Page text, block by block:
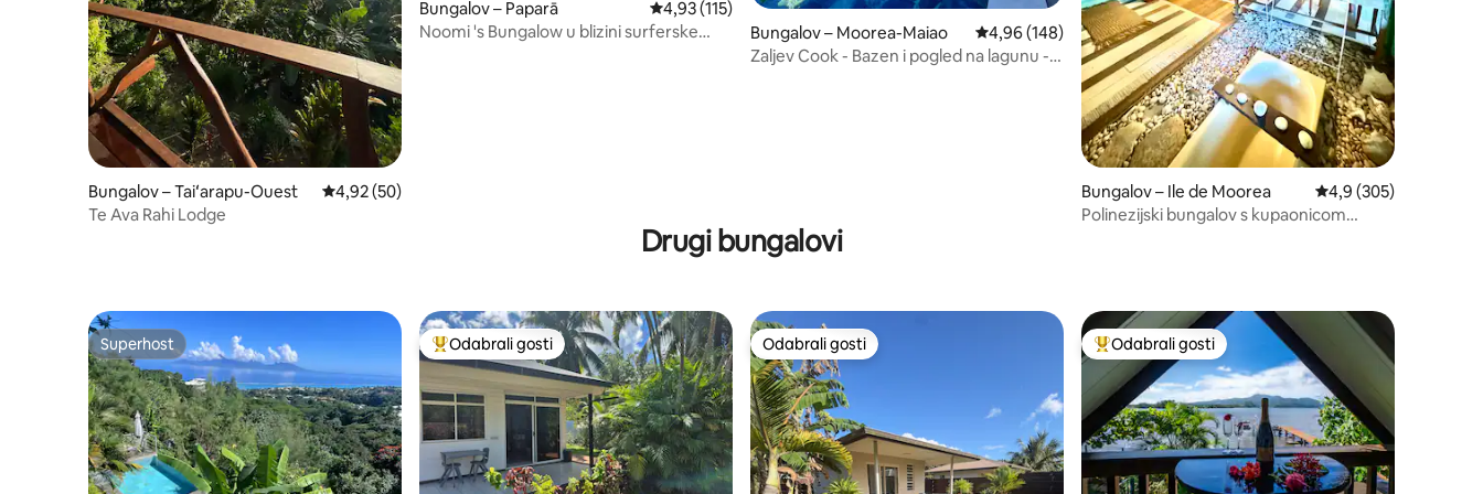
Bungalov – Taiʻarapu-Ouest Prosječna ocjena: 4,92/5, recenzija: 50
4,92 (50)
Te Ava Rahi Lodge
Bungalov – Paparā Prosječna ocjena: 4,93/5, recenzija: 115
4,93 (115)
Noomi 's Bungalow u blizini surferske
Bungalov – Moorea-Maiao Prosječna ocjena: 4,96/5, recenzija: 148
4,96 (148)
Zaljev Cook - Bazen i pogled na lagunu -
Bungalov – Ile de Moorea Prosječna ocjena:
4,9 (305)
Polinezijski bungalov s kupaonicom
Drugi bungalovi
Superhost
Superhost Među najviše rangiranima s oznakom „Odabrali gosti”
Odabrali gosti Odabrali gosti
Odabrali gosti Među najviše rangiranima s oznakom „Odabrali gosti”
Odabrali gosti